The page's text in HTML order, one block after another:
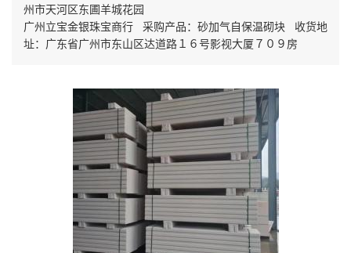
州市天河区东圃羊城花园
广州立宝金银珠宝商行 采购产品：砂加气自保温砌块 收货地
址：广东省广州市东山区达道路１６号影视大厦７０９房